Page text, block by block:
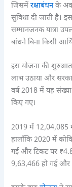
जिसमेंरक्षाबंधनके
सुविधा दी जाती है।
सम्मानजनक यात्रा
बांधने बिना किसी
इस योजना की
लाभ उठाया और
वर्ष 2018 में यह
किए गए।
2019 में 12,04,085
हालाँकि 2020 में
गई और टिकट पर
9,63,466 हो गई और